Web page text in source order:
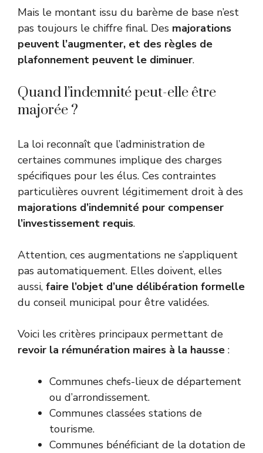
Mais le montant issu du barème de base n’est
pas toujours le chiffre final. Des majorations
peuvent l’augmenter, et des règles de
plafonnement peuvent le diminuer.
Quand l’indemnité peut-elle être
majorée ?
La loi reconnaît que l’administration de
certaines communes implique des charges
spécifiques pour les élus. Ces contraintes
particulières ouvrent légitimement droit à des
majorations d’indemnité pour compenser
l’investissement requis.
Attention, ces augmentations ne s’appliquent
pas automatiquement. Elles doivent, elles
aussi, faire l’objet d’une délibération formelle
du conseil municipal pour être validées.
Voici les critères principaux permettant de
revoir la rémunération maires à la hausse :
Communes chefs-lieux de département
ou d’arrondissement.
Communes classées stations de
tourisme.
Communes bénéficiant de la dotation de